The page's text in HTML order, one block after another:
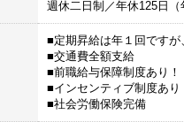
週休二日制／年休125日（
■定期昇給は年１回です
■交通費全額支給
■前職給与保障制度あり！
■インセンティブ制度あり
■社会労働保険完備